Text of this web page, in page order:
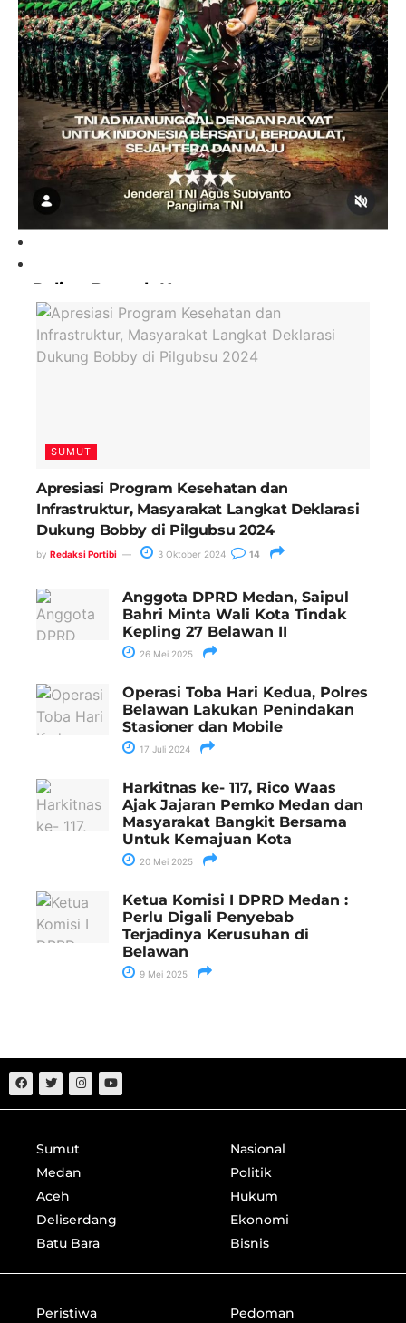
Paling Banyak Komentar
SUMUT
Apresiasi Program Kesehatan dan
Infrastruktur, Masyarakat Langkat Deklarasi
Dukung Bobby di Pilgubsu 2024
by Redaksi Portibi 3 Oktober 2024 14
Anggota DPRD Medan, Saipul
Bahri Minta Wali Kota Tindak
Kepling 27 Belawan II
26 Mei 2025
Operasi Toba Hari Kedua, Polres
Belawan Lakukan Penindakan
Stasioner dan Mobile
17 Juli 2024
Harkitnas ke- 117, Rico Waas
Ajak Jajaran Pemko Medan dan
Masyarakat Bangkit Bersama
Untuk Kemajuan Kota
20 Mei 2025
Ketua Komisi I DPRD Medan :
Perlu Digali Penyebab
Terjadinya Kerusuhan di
Belawan
9 Mei 2025
Sumut
Medan
Aceh
Deliserdang
Batu Bara
Nasional
Politik
Hukum
Ekonomi
Bisnis
Peristiwa Pedoman